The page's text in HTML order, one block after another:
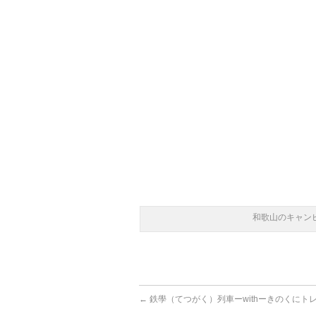
和歌山のキャン
← 鉄學（てつがく）列車ーwithーきのくにト